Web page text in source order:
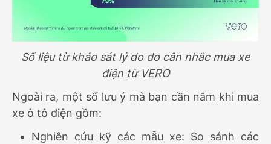
Số liệu từ khảo sát lý do do cân nhắc mua xe
điện từ VERO
Ngoài ra, một số lưu ý mà bạn cần nắm khi mua
xe ô tô điện gồm:
Nghiên cứu kỹ các mẫu xe: So sánh các